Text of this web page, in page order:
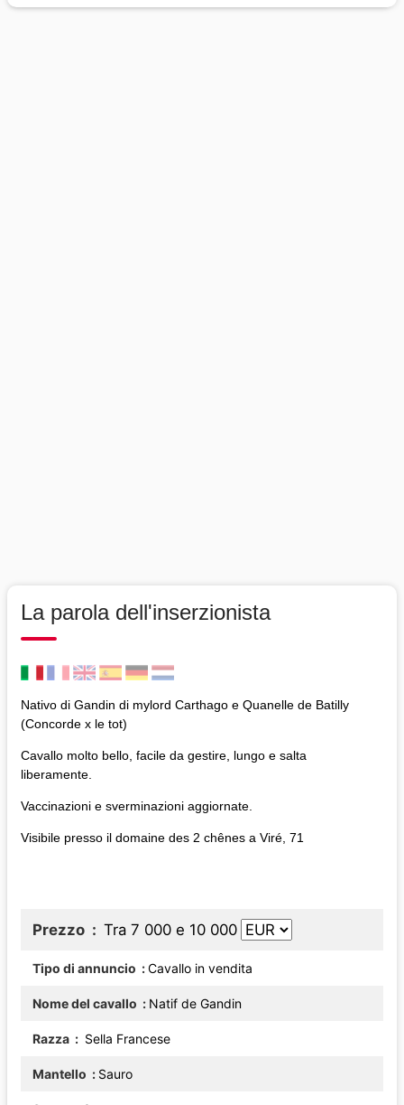
La parola dell'inserzionista
Nativo di Gandin di mylord Carthago e Quanelle de Batilly
(Concorde x le tot)
Cavallo molto bello, facile da gestire, lungo e salta
liberamente.
Vaccinazioni e sverminazioni aggiornate.
Visibile presso il domaine des 2 chênes a Viré, 71
Prezzo Tra 7 000 e 10 000
Tipo di annuncio Cavallo in vendita
Nome del cavallo Natif de Gandin
Razza Sella Francese
Mantello Sauro